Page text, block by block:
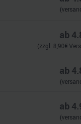
ab
(zzgl. 8,90€
ab
ab